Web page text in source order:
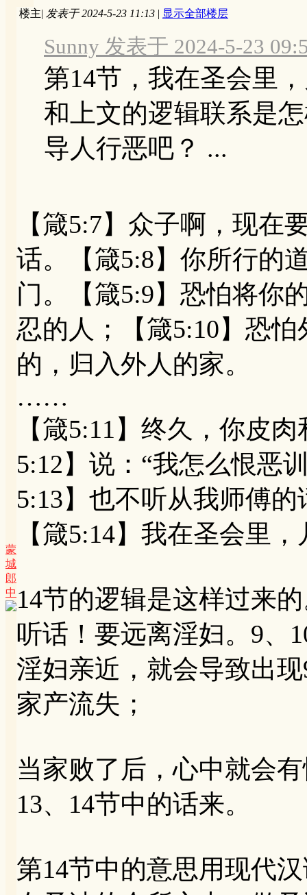
蒙
城
郎
中
楼主| 发表于 2024-5-23 11:13 | 显示全部楼层
Sunny 发表于 2024-5-23
第14节，我在圣会里
和上文的逻辑联系是
导人行恶吧？ ...
【箴5:7】众子啊，现在
话。【箴5:8】你所行的
门。【箴5:9】恐怕将你
忍的人；【箴5:10】恐
的，归入外人的家。
……
【箴5:11】终久，你皮
5:12】说：“我怎么恨恶
5:13】也不听从我师傅
【箴5:14】我在圣会里
14节的逻辑是这样过来
听话！要远离淫妇。9、
淫妇亲近，就会导致出
家产流失；
当家败了后，心中就会
13、14节中的话来。
第14节中的意思用现代